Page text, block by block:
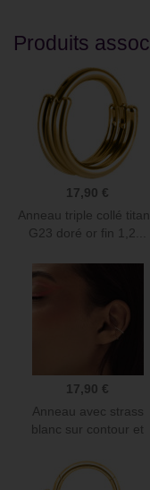
Produits
17,90 €
Anneau triple collé
G23 doré or fin 1,2...
17,90 €
Anneau avec strass
blanc sur contour et